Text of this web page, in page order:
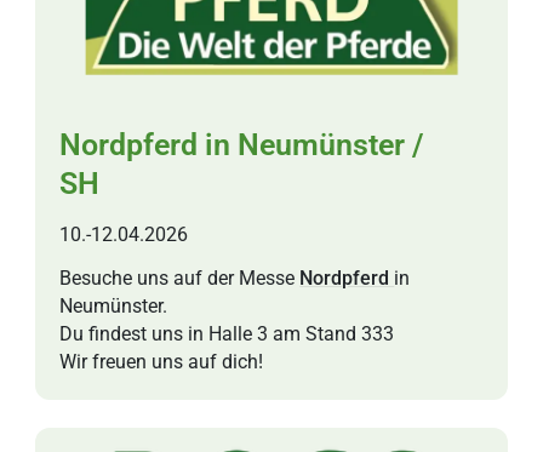
Nordpferd in Neumünster /
SH
10.-12.04.2026
Besuche uns auf der Messe Nordpferd in
Neumünster.
Du findest uns in Halle 3 am Stand 333
Wir freuen uns auf dich!